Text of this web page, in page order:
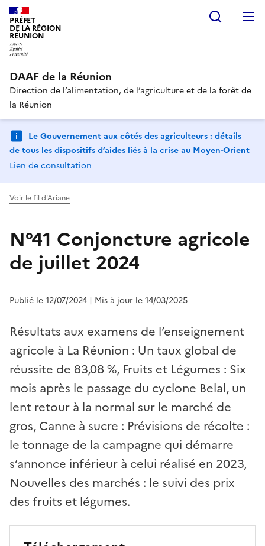
PRÉFET
DE LA RÉGION
RÉUNION
DAAF de la Réunion
Direction de l’alimentation, de l’agriculture et de la forêt de
la Réunion
Le Gouvernement aux côtés des agriculteurs : détails
de tous les dispositifs d’aides liés à la crise au Moyen-Orient
Lien de consultation
Voir le fil d'Ariane
N°41 Conjoncture agricole
de juillet 2024
Publié le 12/07/2024 | Mis à jour le 14/03/2025
Résultats aux examens de l’enseignement
agricole à La Réunion : Un taux global de
réussite de 83,08 %, Fruits et Légumes : Six
mois après le passage du cyclone Belal, un
lent retour à la normal sur le marché de
gros, Canne à sucre : Prévisions de récolte :
le tonnage de la campagne qui démarre
s’annonce inférieur à celui réalisé en 2023,
Nouvelles des marchés : le suivi des prix
des fruits et légumes.